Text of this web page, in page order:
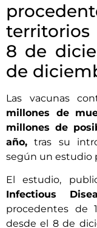
territorios
8 de
de
Las vacunas
millones de
millones de
año, tras su
según un estudio
El estudio,
Infectious
procedentes de
desde el 8 de